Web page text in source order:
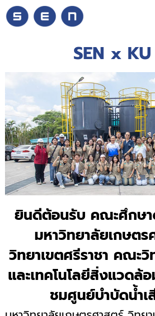
SEN x KU
ยินดีต้อนรับ คณะศึกษา
มหาวิทยาลัยเกษตร
วิทยาเขตศรีราชา คณะ
และเทคโนโลยีสิ่งแวดล้อ
ชมศูนย์บำบัดน้ำเ